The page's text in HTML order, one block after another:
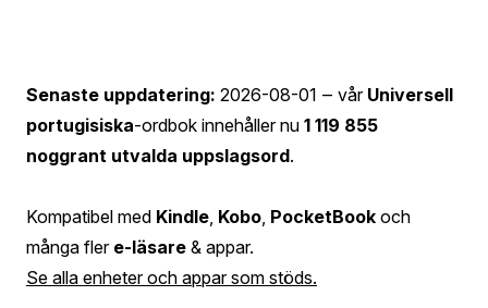
Senaste uppdatering: 2026-08-01 ‒ vår Universell
portugisiska-ordbok innehåller nu 1 119 855
noggrant utvalda uppslagsord.
Kompatibel med Kindle Kobo PocketBook och
många fler e-läsare & appar.
Se alla enheter och appar som stöds.